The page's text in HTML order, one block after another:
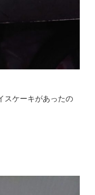
スケーキがあったの